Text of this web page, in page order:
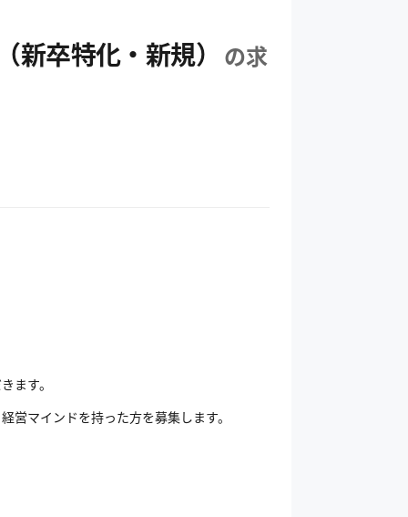
卒特化・新規） の求
ます。
営マインドを持った方を募集します。